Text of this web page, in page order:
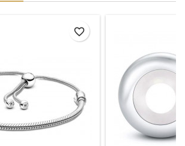
favorite_border